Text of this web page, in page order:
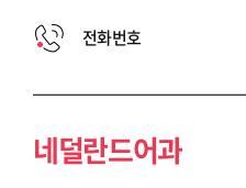
전화번호
네덜란드어과